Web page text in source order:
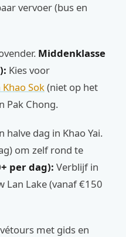
vervoer (bus en
Middenklasse
Kies voor
Sok(niet op het
Pak Chong.
dag in Khao Yai.
om zelf rond te
per dag): Verblijf in
Lan Lake (vanaf €150
met gids en